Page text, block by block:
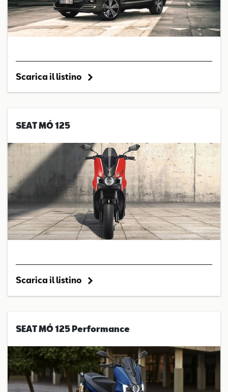
Scarica il listino
SEAT MÓ 125
Scarica il listino
SEAT MÓ 125 Performance